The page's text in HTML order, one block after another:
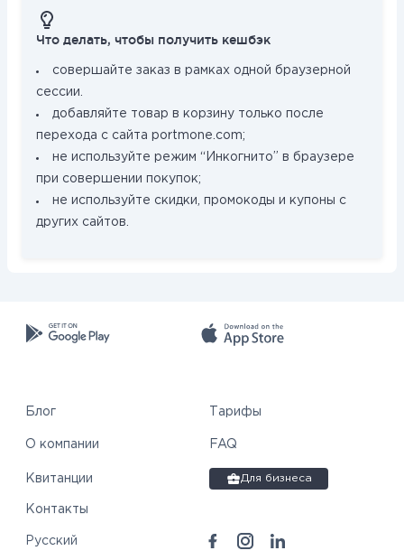
Что делать, чтобы получить кешбэк
совершайте заказ в рамках одной браузерной
сессии.
добавляйте товар в корзину только после
перехода с сайта portmone.com;
не используйте режим “Инкогнито” в браузере
при совершении покупок;
не используйте скидки, промокоды и купоны с
других сайтов.
Блог Тарифы
О компании
Квитанции
FAQ
Контакты
Для бизнеса
Русский